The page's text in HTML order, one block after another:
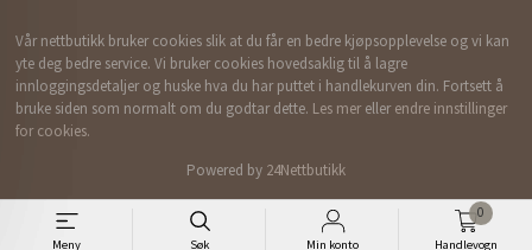
Meny Søk Min konto Handlevogn
0
Vår nettbutikk bruker cookies slik at du får en bedre kjøpsopplevelse og vi kan
yte deg bedre service. Vi bruker cookies hovedsaklig til å lagre
innloggingsdetaljer og huske hva du har puttet i handlekurven din. Fortsett å
bruke siden som normalt om du godtar dette. Les mer eller endre innstillinger
for cookies.
Powered by 24Nettbutikk